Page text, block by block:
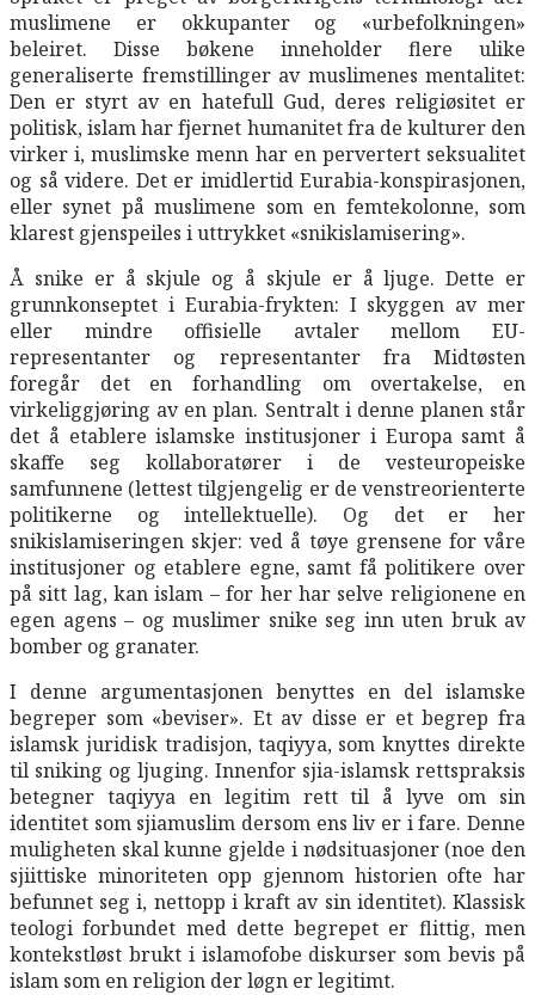
muslimene er okkupanter og «urbefolkningen»
beleiret. Disse bøkene inneholder flere ulike
generaliserte fremstillinger av muslimenes mentalitet:
Den er styrt av en hatefull Gud, deres religiøsitet er
politisk, islam har fjernet humanitet fra de kulturer den
virker i, muslimske menn har en pervertert seksualitet
og så videre. Det er imidlertid Eurabia-konspirasjonen,
eller synet på muslimene som en femtekolonne, som
klarest gjenspeiles i uttrykket «snikislamisering».
Å snike er å skjule og å skjule er å ljuge. Dette er
grunnkonseptet i Eurabia-frykten: I skyggen av mer
eller mindre offisielle avtaler mellom EU-
representanter og representanter fra Midtøsten
foregår det en forhandling om overtakelse, en
virkeliggjøring av en plan. Sentralt i denne planen står
det å etablere islamske institusjoner i Europa samt å
skaffe seg kollaboratører i de vesteuropeiske
samfunnene (lettest tilgjengelig er de venstreorienterte
politikerne og intellektuelle). Og det er her
snikislamiseringen skjer: ved å tøye grensene for våre
institusjoner og etablere egne, samt få politikere over
på sitt lag, kan islam – for her har selve religionene en
egen agens – og muslimer snike seg inn uten bruk av
bomber og granater.
I denne argumentasjonen benyttes en del islamske
begreper som «beviser». Et av disse er et begrep fra
islamsk juridisk tradisjon, taqiyya, som knyttes direkte
til sniking og ljuging. Innenfor sjia-islamsk rettspraksis
betegner taqiyya en legitim rett til å lyve om sin
identitet som sjiamuslim dersom ens liv er i fare. Denne
muligheten skal kunne gjelde i nødsituasjoner (noe den
sjiittiske minoriteten opp gjennom historien ofte har
befunnet seg i, nettopp i kraft av sin identitet). Klassisk
teologi forbundet med dette begrepet er flittig, men
kontekstløst brukt i islamofobe diskurser som bevis på
islam som en religion der løgn er legitimt.